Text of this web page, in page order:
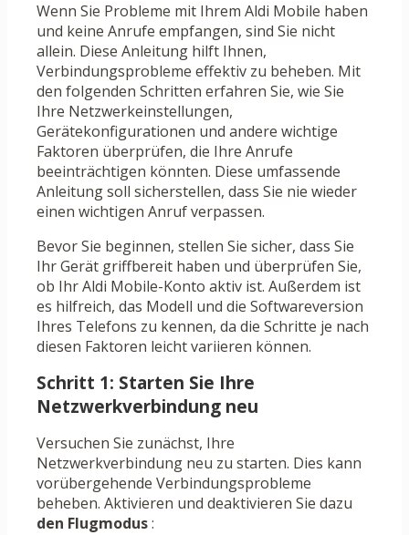
Wenn Sie Probleme mit Ihrem Aldi Mobile haben
und keine Anrufe empfangen, sind Sie nicht
allein. Diese Anleitung hilft Ihnen,
Verbindungsprobleme effektiv zu beheben. Mit
den folgenden Schritten erfahren Sie, wie Sie
Ihre Netzwerkeinstellungen,
Gerätekonfigurationen und andere wichtige
Faktoren überprüfen, die Ihre Anrufe
beeinträchtigen könnten. Diese umfassende
Anleitung soll sicherstellen, dass Sie nie wieder
einen wichtigen Anruf verpassen.
Bevor Sie beginnen, stellen Sie sicher, dass Sie
Ihr Gerät griffbereit haben und überprüfen Sie,
ob Ihr Aldi Mobile-Konto aktiv ist. Außerdem ist
es hilfreich, das Modell und die Softwareversion
Ihres Telefons zu kennen, da die Schritte je nach
diesen Faktoren leicht variieren können.
Schritt 1: Starten Sie Ihre
Netzwerkverbindung neu
Versuchen Sie zunächst, Ihre
Netzwerkverbindung neu zu starten. Dies kann
vorübergehende Verbindungsprobleme
beheben. Aktivieren und deaktivieren Sie dazu
den Flugmodus: